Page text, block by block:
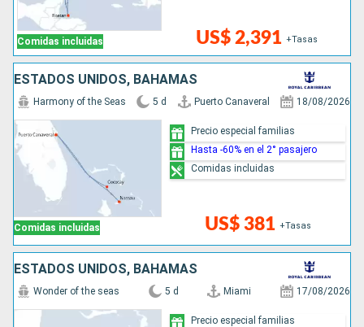
Comidas incluidas US$ 2,391 +Tasas
ESTADOS UNIDOS, BAHAMAS
Comidas incluidas
Harmony of the Seas 5 d Puerto Canaveral 18/08/2026
US$ 381 +Tasas
Precio especial familias
Hasta -60% en el 2° pasajero
Comidas incluidas
ESTADOS UNIDOS, BAHAMAS
Wonder of the seas 5 d Miami 17/08/2026
Precio especial familias